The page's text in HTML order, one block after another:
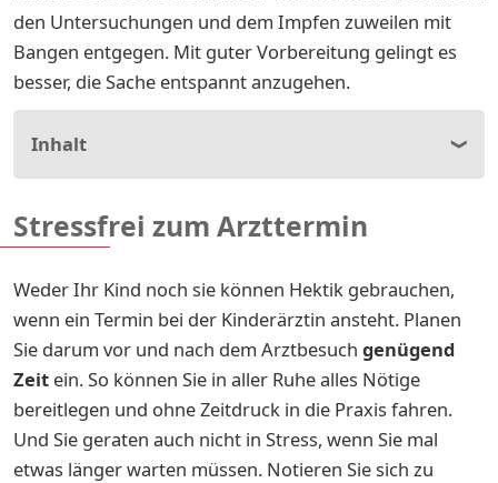
den Untersuchungen und dem Impfen zuweilen mit
Bangen entgegen. Mit guter Vorbereitung gelingt es
besser, die Sache entspannt anzugehen.
Inhalt
Stressfrei zum Arzttermin
Weder Ihr Kind noch sie können Hektik gebrauchen,
wenn ein Termin bei der Kinderärztin ansteht. Planen
Sie darum vor und nach dem Arztbesuch genügend
Zeit ein. So können Sie in aller Ruhe alles Nötige
bereitlegen und ohne Zeitdruck in die Praxis fahren.
Und Sie geraten auch nicht in Stress, wenn Sie mal
etwas länger warten müssen. Notieren Sie sich zu